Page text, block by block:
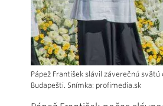
Pápež František slávil záverečnú
Budapešti. Snímka: profimedia.sk